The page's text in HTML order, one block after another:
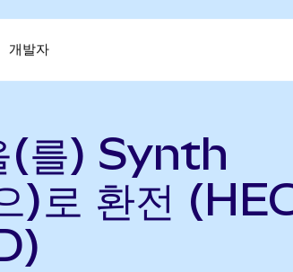
개발자
(를) Synth
)로 환전